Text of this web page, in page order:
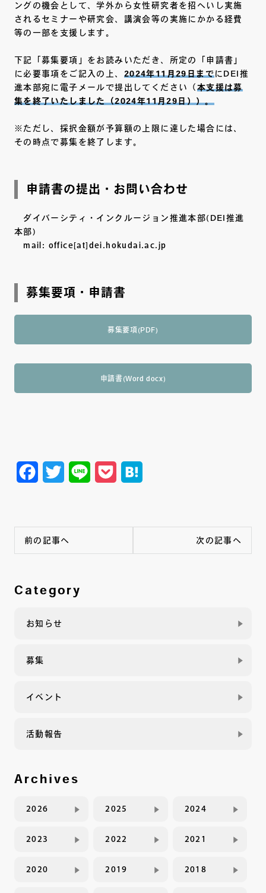
ングの機会として、学外から女性研究者を招へいし実施
されるセミナーや研究会、講演会等の実施にかかる経費
等の一部を支援します。
下記「募集要項」をお読みいただき、所定の「申請書」
に必要事項をご記入の上、 2024年11月29日までにDEI推
進本部宛に電子メールで提出してください（ 本支援は募
集を終了いたしました（2024年11月29日））。
※ただし、採択金額が予算額の上限に達した場合には、
その時点で募集を終了します。
申請書の提出・お問い合わせ
ダイバーシティ・インクルージョン推進本部(DEI推進
本部)
mail: office[at]dei.hokudai.ac.jp
募集要項・申請書
募集要項(PDF)
申請書(Word docx)
Facebook
TwitterLine Pocket
前の記事へ 次の記事へ
Category
お知らせ
募集
イベント
活動報告
Archives
2026 2025 2024
2023 2022 2021
2020 2019 2018